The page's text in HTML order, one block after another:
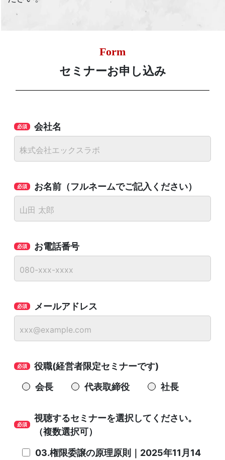
Form
セミナーお申し込み
会社名
お名前（フルネームでご記入ください）
お電話番号
メールアドレス
役職(経営者限定セミナーです)
会長
代表取締役 社長
視聴するセミナーを選択してください。
（複数選択可）
03.権限委譲の原理原則｜2025年11月14